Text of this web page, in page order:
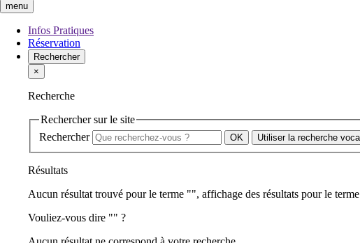
menu
Infos Pratiques
Réservation
Rechercher
×
Recherche
Rechercher sur le site
Rechercher
Utiliser la recherche
Résultats
Aucun résultat trouvé pour le terme "", affichage des résultats pour le
Vouliez-vous dire "" ?